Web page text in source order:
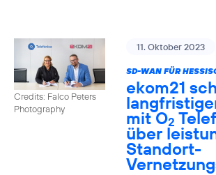
Credits: Falco Peters
Photography
11. Oktober 2023
SD-WAN FÜR
ekom21
mit O2
über
Standort-